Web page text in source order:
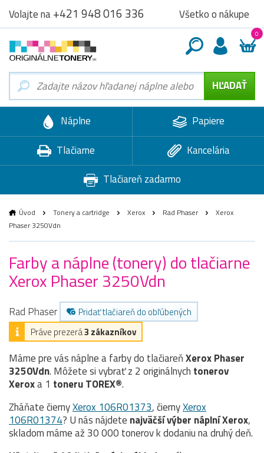
Volajte na+421 948 016 336 Všetko o nákupe
0
Náplne
Papiere
Tlačiarne
Kancelária
Tlačiareň zadarmo
Úvod Tonery a cartridge Xerox Rad Phaser
Xerox
Phaser 3250Vdn
Farby a náplne (tonery) do tlačiarne
Xerox Phaser 3250Vdn
Rad Phaser
Pridať tlačiareň do obľúbených
Práve prezerá3 zákazníkov
Máme pre vás náplne a farby do tlačiareňXerox Phaser
3250Vdn. Môžete si vybrať z 2 originálnych tonerov
Xeroxa 1 toneru TOREX®.
Zháňate čiernyXerox 106R01373, čiernyXerox
106R01374? U nás nájdete najväčší výber náplní Xerox,
skladom máme až 30 000 tonerov k dodaniu na druhý deň.